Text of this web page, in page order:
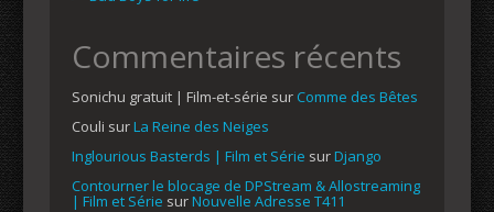
Commentaires récents
Sonichu gratuit | Film-et-série sur Comme des Bêtes
Couli surLa Reine des Neiges
Inglourious Basterds | Film et Série surDjango
Contourner le blocage de DPStream & Allostreaming
| Film et Série surNouvelle Adresse T411